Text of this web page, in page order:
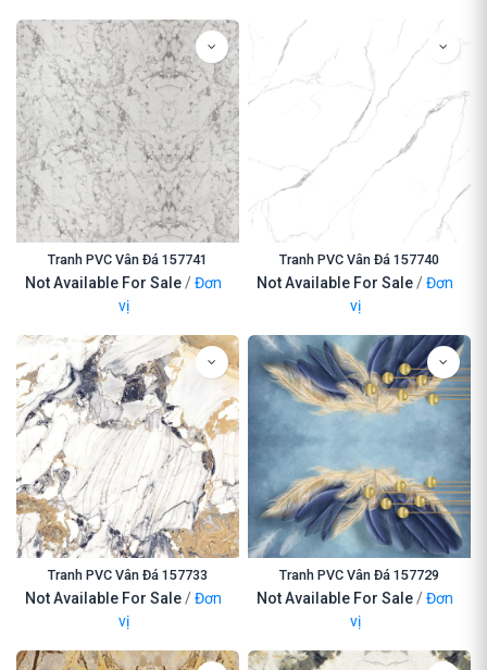
Tranh PVC Vân Đá 157741
Not Available For Sale/Đơn
vị
Tranh PVC Vân Đá 157740
Not Available For Sale/Đơn
vị
Tranh PVC Vân Đá 157733
Not Available For Sale/Đơn
vị
Tranh PVC Vân Đá 157729
Not Available For Sale/Đơn
vị